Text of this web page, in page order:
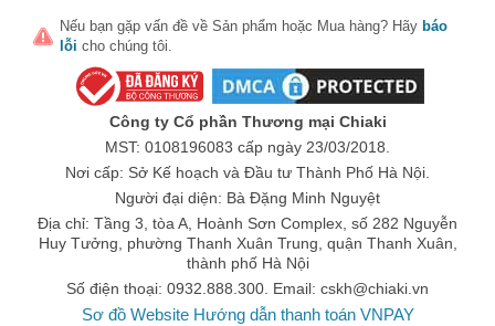
mất trí nhớ ở người cao tuổi, tăng khả năng tập trung đối với
những người làm việc trí óc…
Cải thiện hiệu quả tình trạng co thắt mạch vành giúp ngăn ngừa
sự xuất hiện của những cơn đau tim. Bên cạnh đó, nấm linh chi
còn giúp tăng cường hoạt động lưu thông máu và kích thích hệ
tuần hoàn máu diễn ra thường xuyên, liên tục…
Linh chi có hiệu quả hỗ trợ quá trình tạo ra glycogen giúp tăng
cường khả năng oxy hóa các acid béo nhằm tiêu hao lượng
glucose trong cơ thể. Từ đó hỗ trợ hiệu quả trong việc giảm đái
Trong nấm linh chi thái lát có chứa các thành phần quan trọng
Nếu bạn gặp vấn đề về Sản phẩm hoặc Mua hàng? Hãy báo
lỗi cho chúng tôi.
Công ty Cổ phần Thương mại Chiaki
MST: 0108196083 cấp ngày 23/03/2018.
Nơi cấp: Sở Kế hoạch và Đầu tư Thành Phố Hà Nội.
Người đại diện: Bà Đặng Minh Nguyệt
Địa chỉ: Tầng 3, tòa A, Hoành Sơn Complex, số 282 Nguyễn
Huy Tưởng, phường Thanh Xuân Trung, quận Thanh Xuân,
thành phố Hà Nội
Số điện thoại: 0932.888.300. Email: cskh@chiaki.vn
Sơ đồ Website Hướng dẫn thanh toán VNPAY